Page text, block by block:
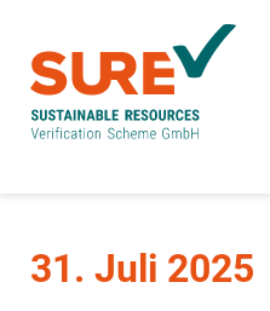
31. Juli 2025